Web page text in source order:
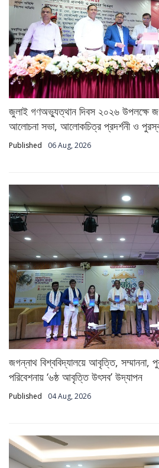
জুলাই গণঅভ্যুত্থান দিবস ২০২৬ উপলক্ষে
আলোচনা সভা, আলোকচিত্র প্রদর্শনী ও
Published 06 Aug, 2026
জগন্নাথ বিশ্ববিদ্যালয়ে আবৃত্তি, সম্মাননা,
পরিবেশনায় ‘৬ষ্ঠ আবৃত্তি উৎসব’ উদ্‌যাপন
Published 04 Aug, 2026